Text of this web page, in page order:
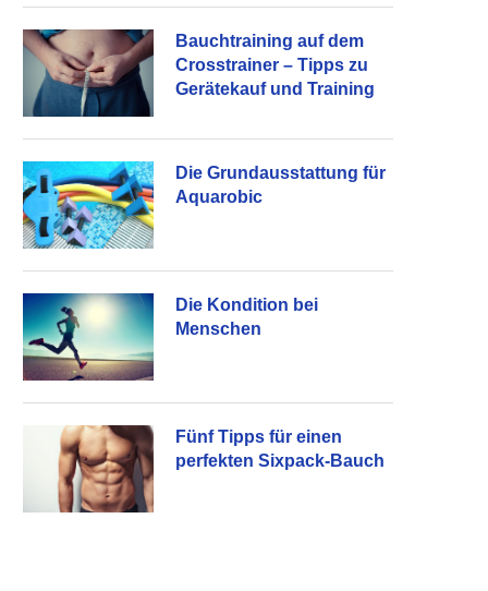
Bauchtraining auf dem
Crosstrainer – Tipps zu
Gerätekauf und Training
Die Grundausstattung für
Aquarobic
Die Kondition bei
Menschen
Fünf Tipps für einen
perfekten Sixpack-Bauch